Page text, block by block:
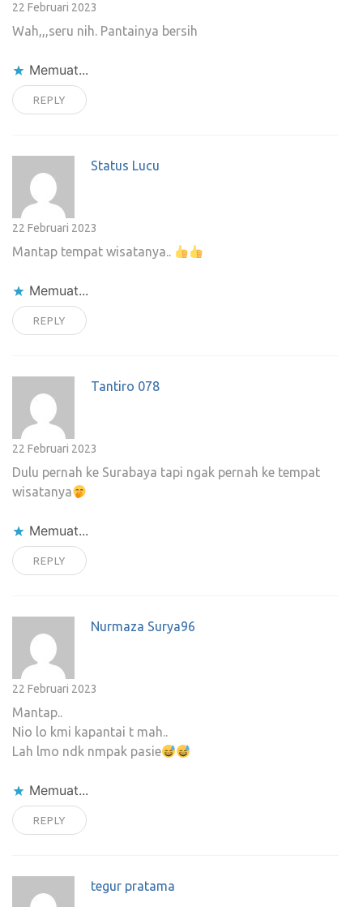
22 Februari 2023
Wah,,,seru nih. Pantainya bersih
Memuat...
REPLY
Status Lucu
22 Februari 2023
Mantap tempat wisatanya..
Memuat...
REPLY
Tantiro 078
22 Februari 2023
Dulu pernah ke Surabaya tapi ngak pernah ke tempat
wisatanya
Memuat...
REPLY
Nurmaza Surya96
22 Februari 2023
Mantap..
Nio lo kmi kapantai t mah..
Lah lmo ndk nmpak pasie
Memuat...
REPLY
tegur pratama